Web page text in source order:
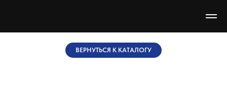
ВЕРНУТЬСЯ К КАТАЛОГУ